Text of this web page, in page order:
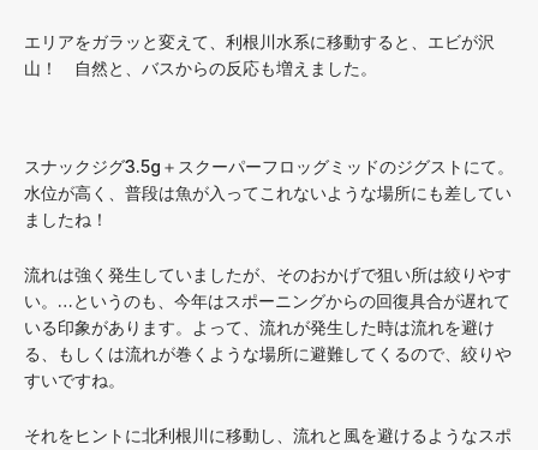
エリアをガラッと変えて、利根川水系に移動すると、エビが沢
山！ 自然と、バスからの反応も増えました。
スナックジグ3.5g＋スクーパーフロッグミッドのジグストにて。
水位が高く、普段は魚が入ってこれないような場所にも差してい
ましたね！
流れは強く発生していましたが、そのおかげで狙い所は絞りやす
い。…というのも、今年はスポーニングからの回復具合が遅れて
いる印象があります。よって、流れが発生した時は流れを避け
る、もしくは流れが巻くような場所に避難してくるので、絞りや
すいですね。
それをヒントに北利根川に移動し、流れと風を避けるようなスポ